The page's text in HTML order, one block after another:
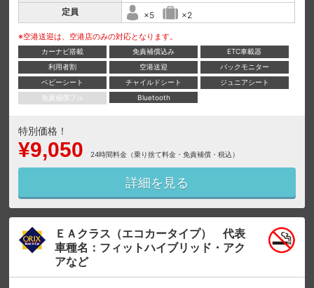
定員
×5 ×2
※空港送迎は、空港店のみの対応となります。
カーナビ搭載 免責補償込み
ETC車載器
利用者割
空港送迎
バックモニター
ベビーシート
チャイルドシート
ジュニアシート
免責補償フル
Bluetooth
特別価格！
¥9,050 24時間料金（乗り捨て料金・免責補償・税込）
詳細を見る
ＥＡクラス（エコカータイプ） 代表
車種名：フィットハイブリッド・アク
アなど